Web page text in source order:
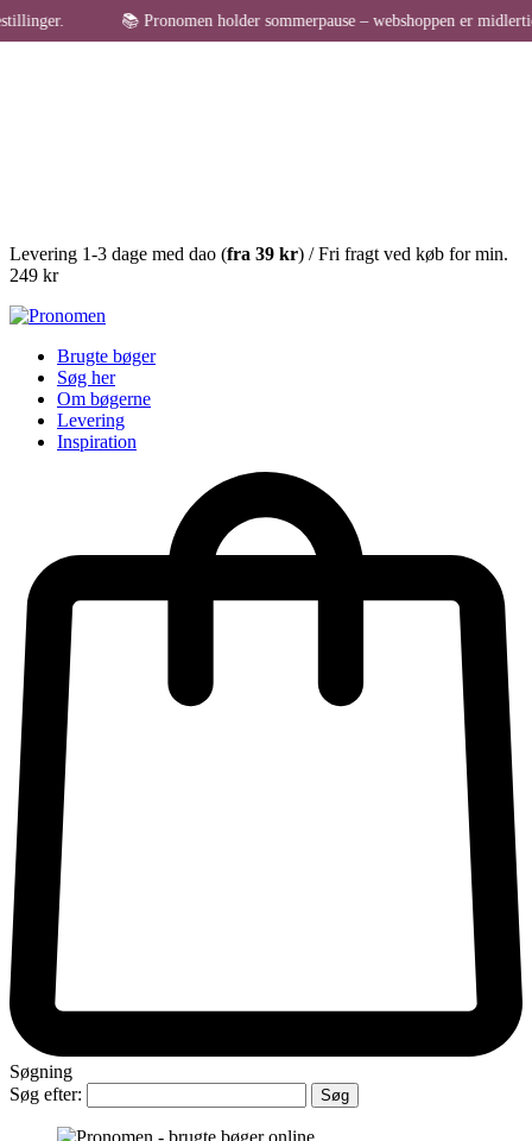
Levering 1-3 dage med dao (fra 39 kr) / Fri fragt ved køb for min.
249 kr
Brugte bøger
Søg her
Om bøgerne
Levering
Inspiration
Søgning
Søg efter:
📚 Pronomen holder sommerpause – webshoppen er